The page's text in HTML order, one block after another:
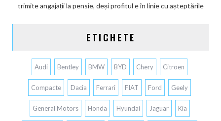
trimite angajații la pensie, deși profitul e în linie cu așteptările
ETICHETE
Audi Bentley BMW BYD Chery Citroen
Compacte Dacia Ferrari FIAT Ford Geely
General Motors Honda Hyundai Jaguar Kia